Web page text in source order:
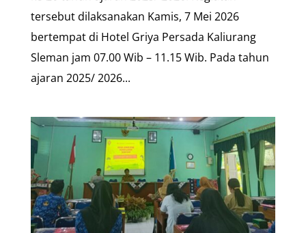
tersebut dilaksanakan Kamis, 7 Mei 2026
bertempat di Hotel Griya Persada Kaliurang
Sleman jam 07.00 Wib – 11.15 Wib. Pada tahun
ajaran 2025/ 2026...